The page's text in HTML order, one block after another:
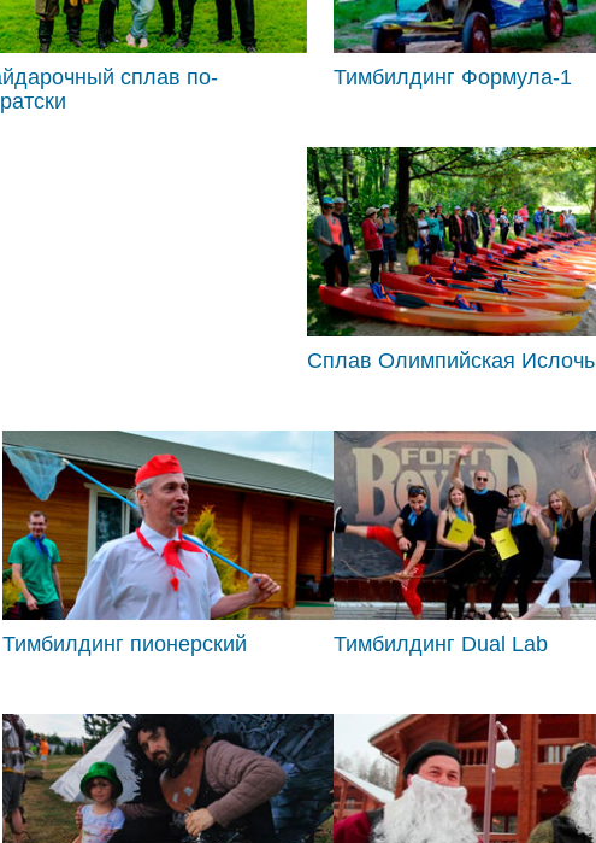
сплав по-
Тимбилдинг Формула-1
Сплав Олимпийская Ислочь
Тимбилдинг пионерский Тимбилдинг Dual Lab